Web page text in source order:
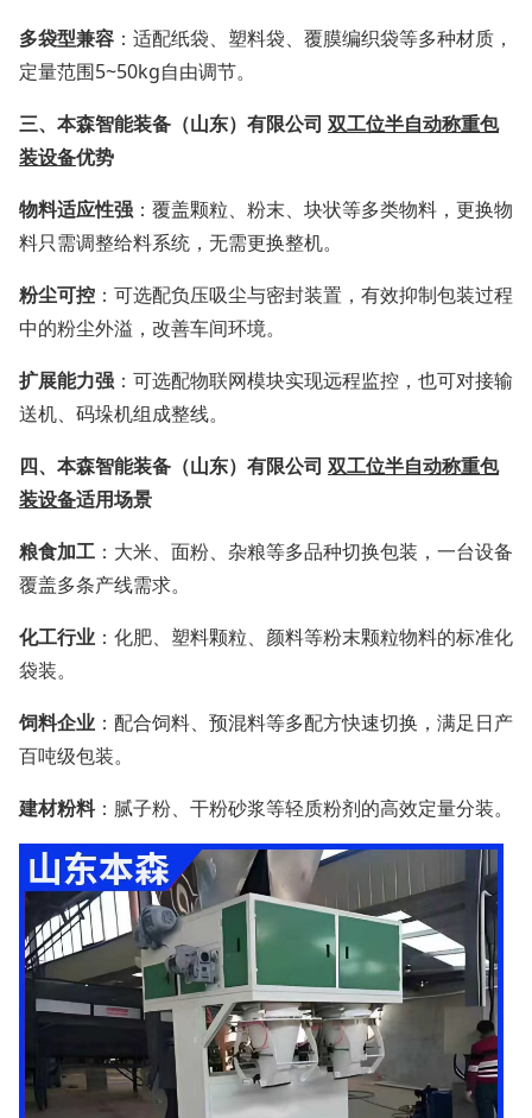
多袋型兼容 ：适配纸袋、塑料袋、覆膜编织袋等多种材质，
定量范围5~50kg自由调节。
三、 本森智能装备（山东）有限公司 双工位半自动称重包
装设备优势
物料适应性强 ：覆盖颗粒、粉末、块状等多类物料，更换物
料只需调整给料系统，无需更换整机。
粉尘可控 ：可选配负压吸尘与密封装置，有效抑制包装过程
中的粉尘外溢，改善车间环境。
扩展能力强 ：可选配物联网模块实现远程监控，也可对接输
送机、码垛机组成整线。
四、 本森智能装备（山东）有限公司 双工位半自动称重包
装设备适用场景
粮食加工 ：大米、面粉、杂粮等多品种切换包装，一台设备
覆盖多条产线需求。
化工行业 ：化肥、塑料颗粒、颜料等粉末颗粒物料的标准化
袋装。
饲料企业 ：配合饲料、预混料等多配方快速切换，满足日产
百吨级包装。
建材粉料：腻子粉、干粉砂浆等轻质粉剂的高效定量分装。